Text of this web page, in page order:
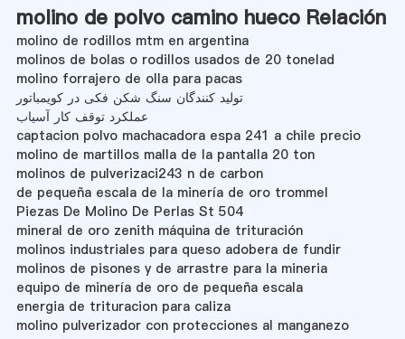
molino de polvo camino hueco Relación
molino de rodillos mtm en argentina
molinos de bolas o rodillos usados de 20 tonelad
molino forrajero de olla para pacas
تولید کنندگان سنگ شکن فکی در کویمباتور
عملکرد توقف کار آسیاب
captacion polvo machacadora espa 241 a chile precio
molino de martillos malla de la pantalla 20 ton
molinos de pulverizaci243 n de carbon
de pequeña escala de la minería de oro trommel
Piezas De Molino De Perlas St 504
mineral de oro zenith máquina de trituración
molinos industriales para queso adobera de fundir
molinos de pisones y de arrastre para la mineria
equipo de minería de oro de pequeña escala
energia de trituracion para caliza
molino pulverizador con protecciones al manganezo